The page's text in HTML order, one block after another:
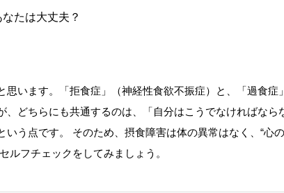
たは大丈夫？
います。「拒食症」（神経性食欲不振症）と、「過食症
どちらにも共通するのは、「自分はこうでなければなら
う点です。 そのため、摂食障害は体の異常はなく、“心
ルフチェックをしてみましょう。